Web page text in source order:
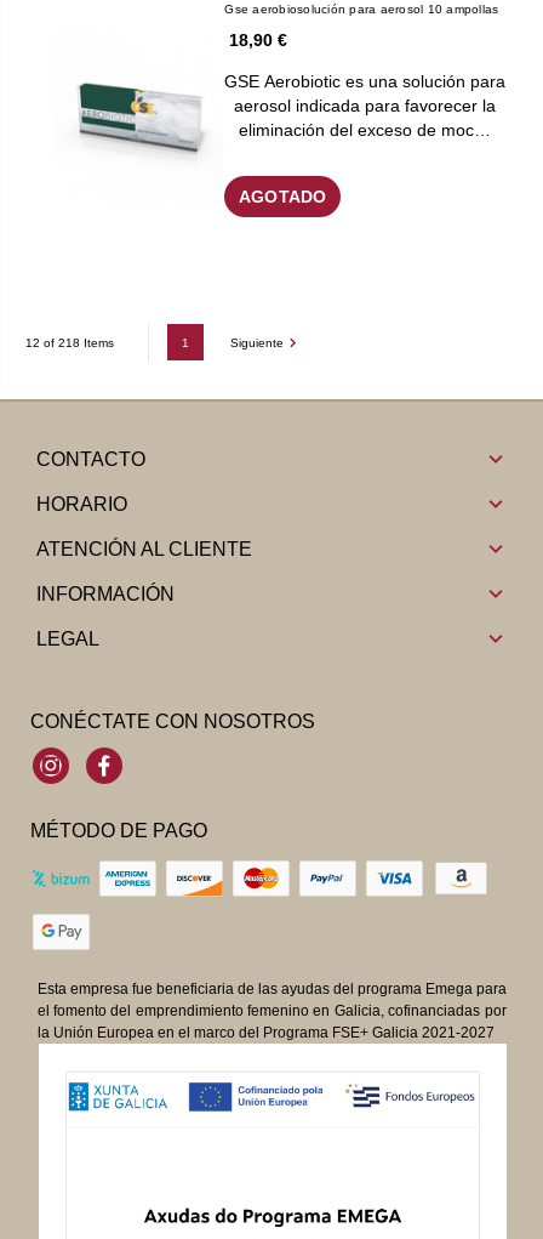
Gse aerobiosolución para aerosol 10 ampollas
18,90 €
GSE Aerobiotic es una solución para
aerosol indicada para favorecer la
eliminación del exceso de moc…
AGOTADO
12 of 218 Items 1 Siguiente
CONTACTO
HORARIO
ATENCIÓN AL CLIENTE
INFORMACIÓN
LEGAL
CONÉCTATE CON NOSOTROS
InstagramFacebook
MÉTODO DE PAGO
Esta empresa fue beneficiaria de las ayudas del programa Emega para
el fomento del emprendimiento femenino en Galicia, cofinanciadas por
la Unión Europea en el marco del Programa FSE+ Galicia 2021-2027